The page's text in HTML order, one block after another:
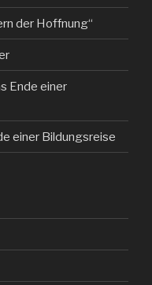
der Hoffnung“
Ende einer
einer Bildungsreise